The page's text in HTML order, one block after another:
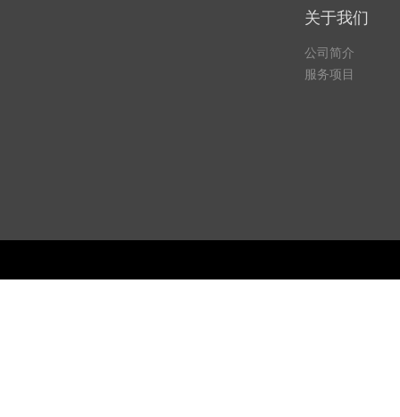
关于我们
公司简介
服务项目